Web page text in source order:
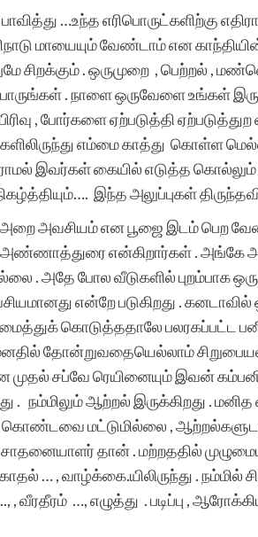
…உந்த​ எரிபொருட்களிற்கு
மாயையும் வேண்டாம் என​
சிறக்கும் . ஒருமுறை , பெற்றல் ,
பாருங்கள் . நாளை ஒருவேளை உங்கள்
, போர்களை ஏற்படுத்தி
எம்மை காத்து கொள்ள
இவர்கள் கையில் எடுத்த​ கொல்லும்
இந்த​ அலுப்புகள்
அறை அவசியம் என​ பூஜை இடம் பெற​
என்கிறார்கள் . அங்கே
. அதே போல​ வீடுகளில் புறம்பாக​
என்றே படுகிறது .
கொடுத்ததாலே பலரகப்பட்ட​
தோன்றுவதையெல்லாம் சிறுபையன்
முதல் சப்வே ரெயினையும் இவன்
. நம்மிலும் ஆற்றல் இருக்கிறது .
மட்டுமில்லை ,
சாதனையாளர் தான் . மற்றததில்
… , வாழ்க்கை.யிலிருந்து . நம்மில்
, வீரதீரம் …, எழுத்து . படிப்பு ,